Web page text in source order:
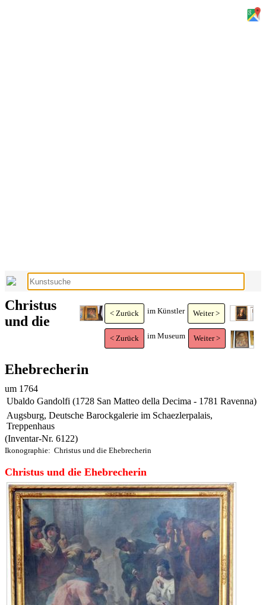
< Zurück im Künstler Weiter >
< Zurück im Museum Weiter >
Christus
und die
Ehebrecherin
um 1764
Ubaldo Gandolfi (1728 San Matteo della Decima - 1781 Ravenna)
Augsburg, Deutsche Barockgalerie im Schaezlerpalais,
Treppenhaus
(Inventar-Nr. 6122)
Ikonographie: Christus und die Ehebrecherin
Christus und die Ehebrecherin